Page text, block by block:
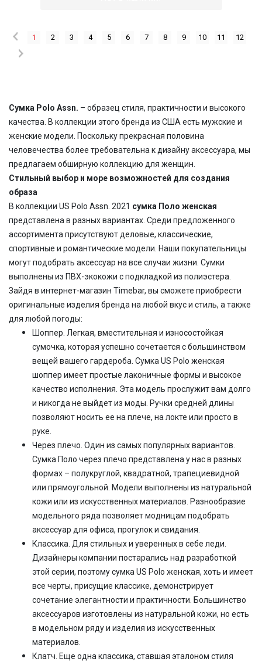
1 2 3 4 5 6 7 8 9 10 11 12
Сумка Polo Assn. – образец стиля, практичности и высокого
качества. В коллекции этого бренда из США есть мужские и
женские модели. Поскольку прекрасная половина
человечества более требовательна к дизайну аксессуара, мы
предлагаем обширную коллекцию для женщин.
Стильный выбор и море возможностей для создания
образа
В коллекции US Polo Assn. 2021 сумка Поло женская
представлена в разных вариантах. Среди предложенного
ассортимента присутствуют деловые, классические,
спортивные и романтические модели. Наши покупательницы
могут подобрать аксессуар на все случаи жизни. Сумки
выполнены из ПВХ-экокожи с подкладкой из полиэстера.
Зайдя в интернет-магазин Timebar, вы сможете приобрести
оригинальные изделия бренда на любой вкус и стиль, а также
для любой погоды:
Шоппер. Легкая, вместительная и износостойкая
сумочка, которая успешно сочетается с большинством
вещей вашего гардероба. Сумка US Polo женская
шоппер имеет простые лаконичные формы и высокое
качество исполнения. Эта модель прослужит вам долго
и никогда не выйдет из моды. Ручки средней длины
позволяют носить ее на плече, на локте или просто в
руке.
Через плечо. Один из самых популярных вариантов.
Сумка Поло через плечо представлена у нас в разных
формах – полукруглой, квадратной, трапециевидной
или прямоугольной. Модели выполнены из натуральной
кожи или из искусственных материалов. Разнообразие
модельного ряда позволяет модницам подобрать
аксессуар для офиса, прогулок и свидания.
Классика. Для стильных и уверенных в себе леди.
Дизайнеры компании постарались над разработкой
этой серии, поэтому сумка US Polo женская, хоть и имеет
все черты, присущие классике, демонстрирует
сочетание элегантности и практичности. Большинство
аксессуаров изготовлены из натуральной кожи, но есть
в модельном ряду и изделия из искусственных
материалов.
Клатч. Еще одна классика, ставшая эталоном стиля